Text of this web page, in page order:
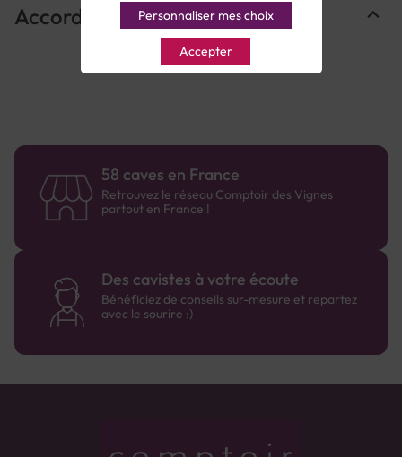
Accords Mets & Vins
58 caves en France
Retrouvez le réseau Comptoir des Vignes
partout en France !
Des cavistes à votre écoute
Bénéficiez de conseils sur-mesure et repartez
avec le sourire :)
Personnaliser mes choix
Accepter